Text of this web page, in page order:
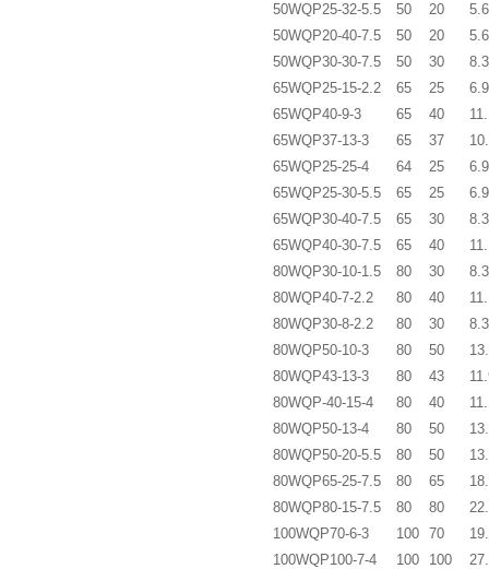
50WQP25-32-5.5
50 20
5.6
50WQP20-40-7.5
50 20
5.6
50WQP30-30-7.5
50 30
8.3
65WQP25-15-2.2
65 25
6.9
65WQP40-9-3
65 40
65WQP37-13-3
65 37
65WQP25-25-4
64 25
6.9
65WQP25-30-5.5
65 25
6.9
65WQP30-40-7.5
65 30
8.3
65WQP40-30-7.5
65 40
80WQP30-10-1.5
80 30
8.3
80WQP40-7-2.2
80 40
80WQP30-8-2.2
80 30
8.3
80WQP50-10-3
80 50
80WQP43-13-3
80 43
80WQP-40-15-4
80 40
80WQP50-13-4
80 50
80WQP50-20-5.5
80 50
80WQP65-25-7.5
80 65
80WQP80-15-7.5
80 80
100WQP70-6-3
100 70
100WQP100-7-4
100 100